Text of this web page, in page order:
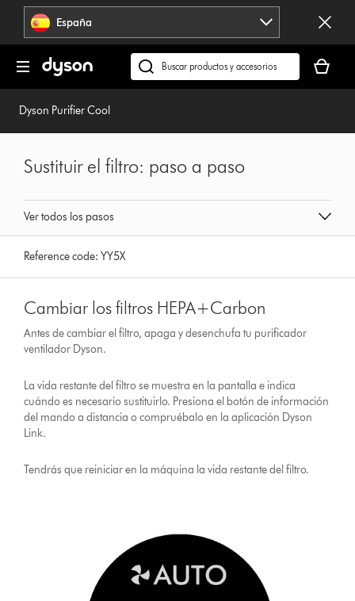
Omitir
navegación España
Buscar
en
cesta
está
Dyson Purifier Cool
Ver todos los pasos
Sustituir el filtro: paso a paso
Reference code:YY5X
Cambiar los filtros HEPA+Carbon
Antes de cambiar el filtro, apaga y desenchufa tu purificador
ventilador Dyson.
La vida restante del filtro se muestra en la pantalla e indica
cuándo es necesario sustituirlo. Presiona el botón de información
del mando a distancia o compruébalo en la aplicación Dyson
Link.
Tendrás que reiniciar en la máquina la vida restante del filtro.